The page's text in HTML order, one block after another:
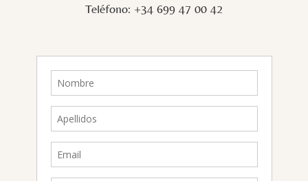
Teléfono: +34 699 47 00 42